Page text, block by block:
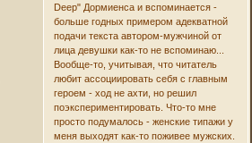
Deep" Дормиенса и вспоминается -
больше годных примером адекватной
подачи текста автором-мужчиной от
лица девушки как-то не вспоминаю...
Вообще-то, учитывая, что читатель
любит ассоциировать себя с главным
героем - ход не ахти, но решил
поэкспериментировать. Что-то мне
просто подумалось - женские типажи у
меня выходят как-то поживее мужских.